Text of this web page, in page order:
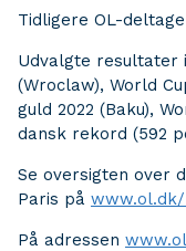
Tidligere OL-
Udvalgte resultater
(Wroclaw), World
guld 2022 (Baku),
dansk rekord (592
Se oversigten over
Paris på
På adressen